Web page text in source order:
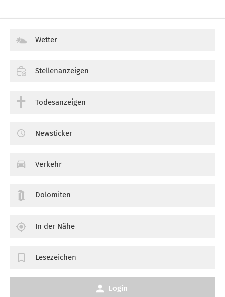
Wetter
Stellenanzeigen
Todesanzeigen
Newsticker
Verkehr
Dolomiten
In der Nähe
Lesezeichen
Login